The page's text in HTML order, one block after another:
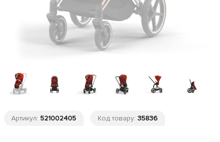
Артикул: 521002405 Код товару: 35836